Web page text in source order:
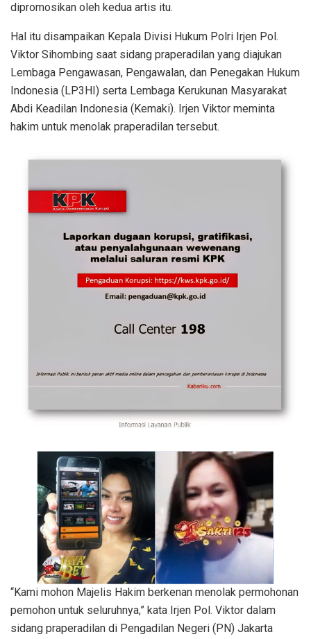
dipromosikan oleh kedua artis itu.
Hal itu disampaikan Kepala Divisi Hukum Polri Irjen Pol.
Viktor Sihombing saat sidang praperadilan yang diajukan
Lembaga Pengawasan, Pengawalan, dan Penegakan Hukum
Indonesia (LP3HI) serta Lembaga Kerukunan Masyarakat
Abdi Keadilan Indonesia (Kemaki). Irjen Viktor meminta
hakim untuk menolak praperadilan tersebut.
“Kami mohon Majelis Hakim berkenan menolak permohonan
pemohon untuk seluruhnya,” kata Irjen Pol. Viktor dalam
sidang praperadilan di Pengadilan Negeri (PN) Jakarta